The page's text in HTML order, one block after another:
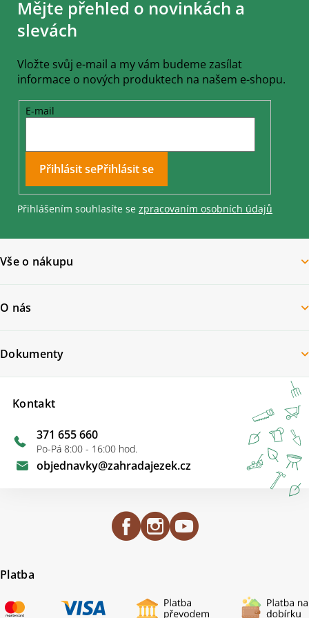
Mějte přehled o novinkách a
slevách
Vložte svůj e-mail a my vám budeme zasílat
informace o nových produktech na našem e-shopu.
E-mail
Přihlásit se
Přihlášením souhlasíte se zpracovaním osobních údajů
Vše o nákupu
O nás
Kontakt
objednavky@zahradajezek.cz
371 655 660
Po-Pá 8:00 - 16:00 hod.
Dokumenty
Platba